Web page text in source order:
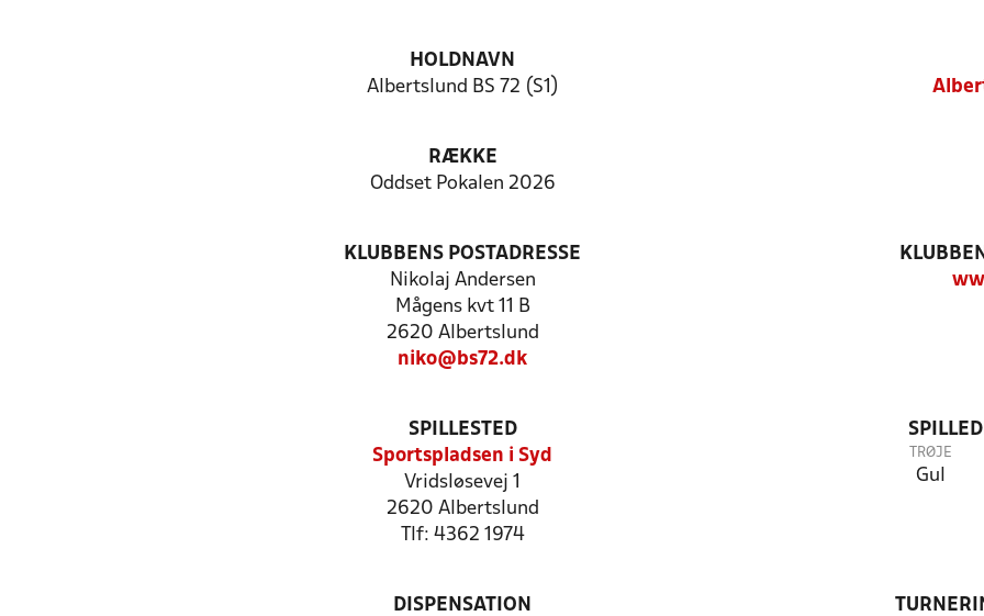
HOLDNAVN
Albertslund BS 72 (S1)
RÆKKE
Oddset Pokalen 2026
KLUBBENS POSTADRESSE
Nikolaj Andersen
Mågens kvt 11 B
2620 Albertslund
niko@bs72.dk
SPILLESTED
Sportspladsen i Syd
Vridsløsevej 1
2620 Albertslund
Tlf: 4362 1974
TRØJE
Gul
DISPENSATION